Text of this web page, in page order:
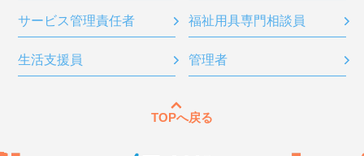
サービス管理責任者 福祉用具専門相談員
生活支援員 管理者
TOPへ戻る